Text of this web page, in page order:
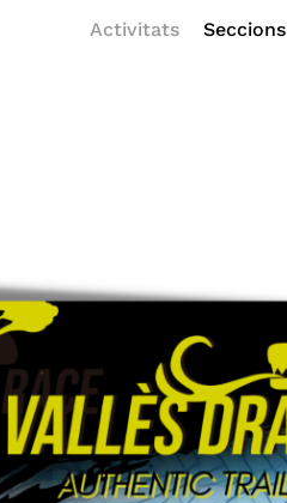
Activitats Seccions